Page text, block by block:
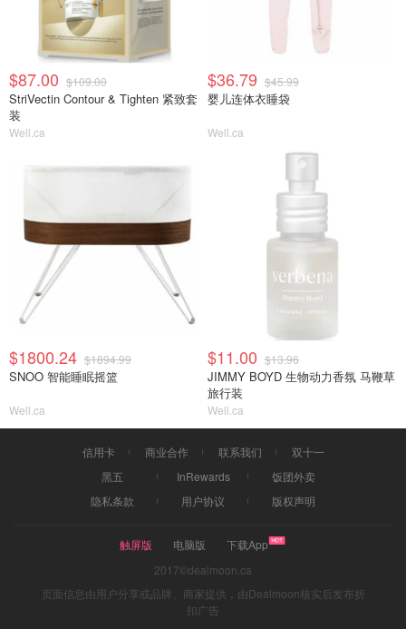
$87.00 $109.00
StriVectin Contour & Tighten 紧致套
装
Well.ca
$36.79 $45.99
婴儿连体衣睡袋
Well.ca
$1800.24 $1894.99
SNOO 智能睡眠摇篮
Well.ca
$11.00 $13.96
JIMMY BOYD 生物动力香氛 马鞭草
旅行装
Well.ca
信用卡 商业合作 联系我们
双十一
黑五
InRewards
饭团外卖
隐私条款
用户协议 版权声明
触屏版 电脑版
下载App
2017©dealmoon.ca
页面信息由用户分享或品牌、商家提供，由Dealmoon核实后发布折
扣广告